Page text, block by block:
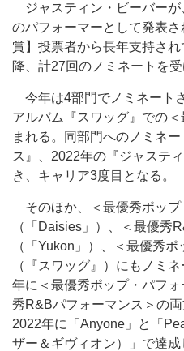
ジャスティン・ビーバーが
のパフォーマーとして発表
賞】投票者から長年支持さ
降、計27回のノミネートを受
今年は4部門でノミネート
アルバム『スワッグ』での
まれる。同部門へのノミネ
ス』、2022年の『ジャステ
き、キャリア3度目となる。
そのほか、＜最優秀ポップ
（「Daisies」）、＜最優秀
（「Yukon」）、＜最優秀
（『スワッグ』）にもノミ
年に＜最優秀ポップ・パフ
秀R&Bパフォーマンス＞の
2022年に「Anyone」と「
ザー＆ギヴィオン）」で達